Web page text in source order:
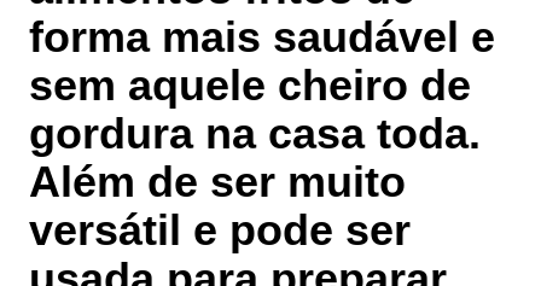
forma mais saudável e
sem aquele cheiro de
gordura na casa toda.
Além de ser muito
versátil e pode ser